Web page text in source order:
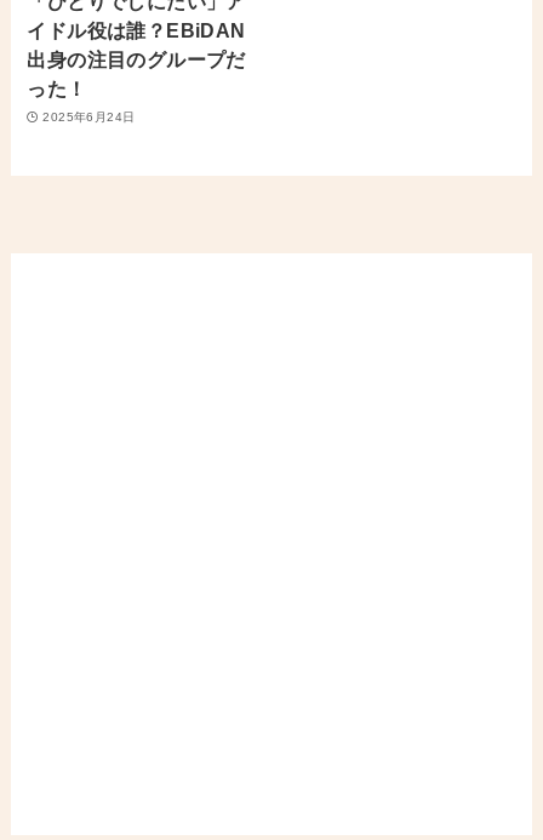
イドル役は誰？EBiDAN
出身の注目のグループだ
った！
2025年6月24日